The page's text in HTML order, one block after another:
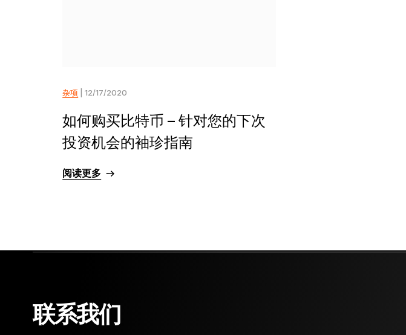
杂项 | 12/17/2020
如何购买比特币 – 针对您的下次
投资机会的袖珍指南
阅读更多
联系我们